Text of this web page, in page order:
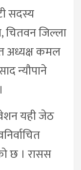
सदस्य
चितवन जिल्ला
अध्यक्ष कमल
न्यौपाने
यही जेठ
छ । रासस